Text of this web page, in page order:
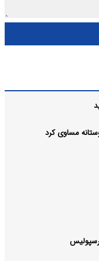
مساوی کرد